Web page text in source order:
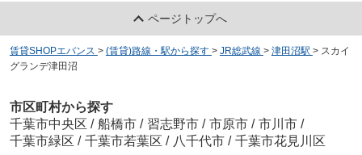
ページトップへ
賃貸SHOPエバンス > (賃貸)路線・駅から探す > JR総武線 > 津田沼駅 > スカイ
グランデ津田沼
市区町村から探す
千葉市中央区 / 船橋市 / 習志野市 / 市原市 / 市川市 /
千葉市緑区 / 千葉市若葉区 / 八千代市 / 千葉市花見川区